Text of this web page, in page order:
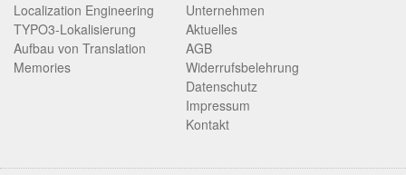
Localization Engineering
TYPO3-Lokalisierung
Aufbau von Translation
Memories
Unternehmen
Aktuelles
AGB
Widerrufsbelehrung
Datenschutz
Impressum
Kontakt